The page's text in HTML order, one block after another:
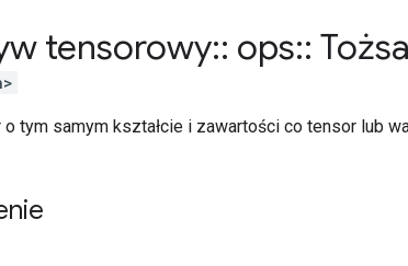
tensorowy:: ops::
o tym samym kształcie i zawartości co tensor lub